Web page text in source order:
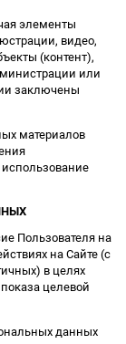
элементы
видео,
(контент),
или
заключены
материалов
Пользователя на
на Сайте (с
в целях
целевой
данных